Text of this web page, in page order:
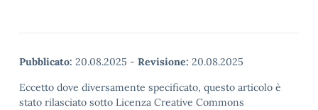
Pubblicato: 20.08.2025 - Revisione: 20.08.2025
Eccetto dove diversamente specificato, questo articolo è
stato rilasciato sotto Licenza Creative Commons